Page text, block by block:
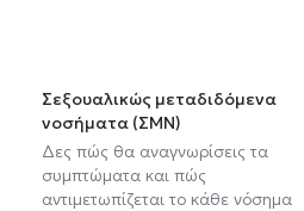
Σεξουαλικώς μεταδιδόμενα
νοσήματα (ΣΜΝ)
Δες πώς θα αναγνωρίσεις τα
συμπτώματα και πώς
αντιμετωπίζεται το κάθε νόσημα